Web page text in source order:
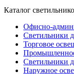
Каталог
Офисно-
Светильники
Торговое
Светильники
Наружное